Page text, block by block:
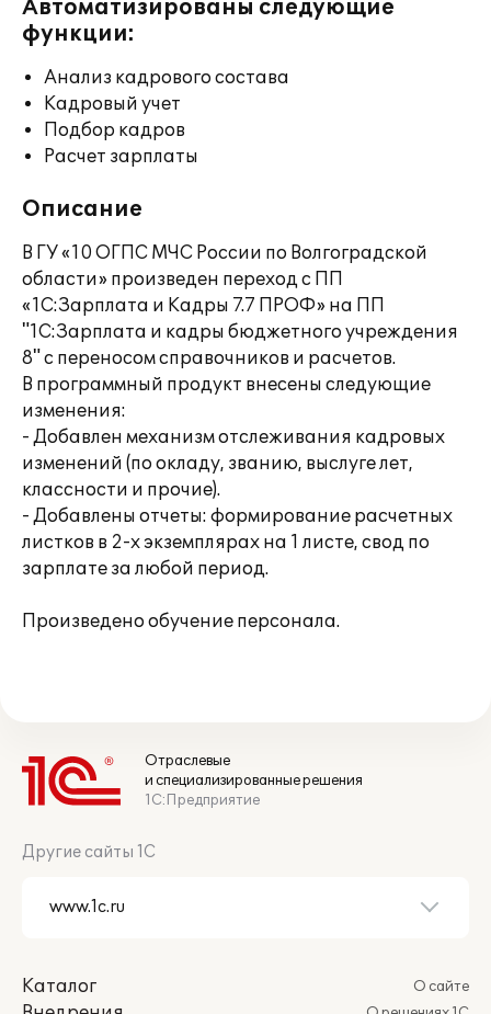
Автоматизированы следующие
функции:
Анализ кадрового состава
Кадровый учет
Подбор кадров
Расчет зарплаты
Описание
В ГУ «10 ОГПС МЧС России по Волгоградской
области» произведен переход с ПП
«1С:Зарплата и Кадры 7.7 ПРОФ» на ПП
"1С:Зарплата и кадры бюджетного учреждения
8" с переносом справочников и расчетов.
В программный продукт внесены следующие
изменения:
- Добавлен механизм отслеживания кадровых
изменений (по окладу, званию, выслуге лет,
классности и прочие).
- Добавлены отчеты: формирование расчетных
листков в 2-х экземплярах на 1 листе, свод по
зарплате за любой период.
Произведено обучение персонала.
Отраслевые
и специализированные решения
1С:Предприятие
Другие сайты 1С
Каталог
О сайте